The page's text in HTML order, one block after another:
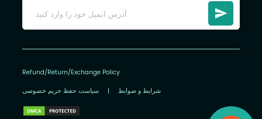
Refund/Return/Exchange Policy
سیاست حفظ حریم خصوصی | شرایط و ضوابط